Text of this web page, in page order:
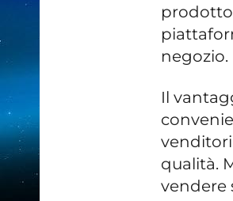
negozio.
Il
qualità.
vendere